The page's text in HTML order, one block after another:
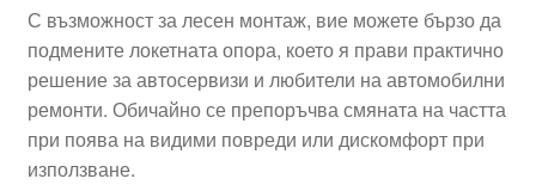
С възможност за лесен монтаж, вие можете бързо да
подмените локетната опора, което я прави практично
решение за автосервизи и любители на автомобилни
ремонти. Обичайно се препоръчва смяната на частта
при поява на видими повреди или дискомфорт при
използване.